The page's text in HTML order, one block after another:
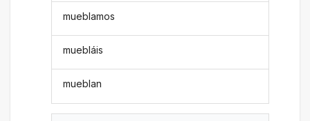
mueblamos
muebláis
mueblan